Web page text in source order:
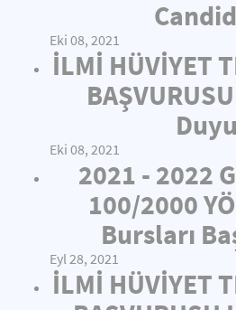
Eki 08, 2021
İLMİ HÜVİYET
Eki 08, 2021
2021 - 2022
100/2000
Bursları
Eyl 28, 2021
İLMİ HÜVİYET